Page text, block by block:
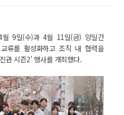
월 9일(수)과 4월 11일(금) 양일간
류를 활성화하고 조직 내 협력을
관 시즌2’ 행사를 개최했다.